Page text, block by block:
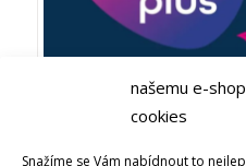
našemu e-
cookies
Snažíme se Vám nabídnout to